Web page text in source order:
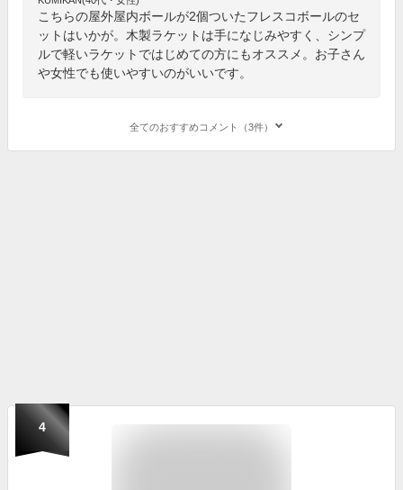
こちらの屋外屋内ボールが2個ついたフレスコボールのセ
ットはいかが。木製ラケットは手になじみやすく、シンプ
ルで軽いラケットではじめての方にもオススメ。お子さん
や女性でも使いやすいのがいいです。
全てのおすすめコメント（3件）
4